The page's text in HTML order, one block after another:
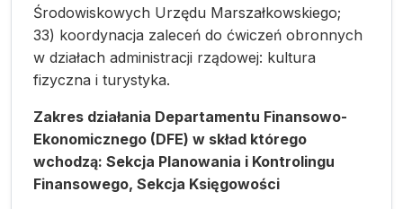
Środowiskowych Urzędu Marszałkowskiego;
33) koordynacja zaleceń do ćwiczeń obronnych
w działach administracji rządowej: kultura
fizyczna i turystyka.
Zakres działania Departamentu Finansowo-
Ekonomicznego (DFE) w skład którego
wchodzą: Sekcja Planowania i Kontrolingu
Finansowego, Sekcja Księgowości